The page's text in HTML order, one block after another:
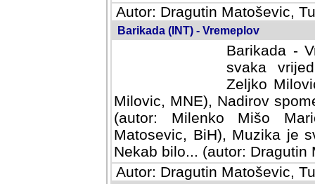
Autor: Dragutin Matoševic,
Barikada (INT) - Vremeplov
Barikada -
svaka
Milovic,
MNE), Nadirov spomenar
Milenko Mišo Maric, UK),
Muzika je svirala (autor:
(autor: Dragutin Matosevic,
Autor: Dragutin Matoševic,